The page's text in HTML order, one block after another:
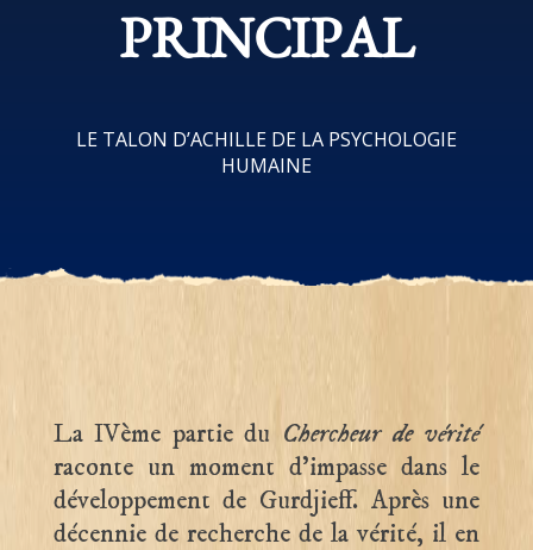
PRINCIPAL
LE TALON D’ACHILLE DE LA PSYCHOLOGIE
HUMAINE
La IVème partie du Chercheur de vérité
raconte un moment d’impasse dans le
développement de Gurdjieff. Après une
décennie de recherche de la vérité, il en